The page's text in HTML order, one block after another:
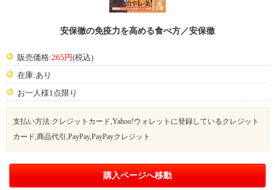
安保徹の免疫力を高める食べ方／安保徹
販売価格:265円(税込)
在庫:あり
お一人様1点限り
支払い方法:クレジットカード,Yahoo!ウォレットに登録しているクレジット
カード,商品代引,PayPay,PayPayクレジット
購入ページへ移動